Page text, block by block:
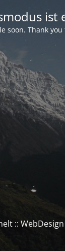
ist
soon. Thank
::